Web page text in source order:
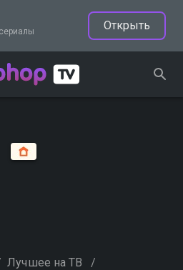
Открыть
Лучшее на ТВ /